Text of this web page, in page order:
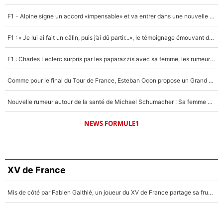
F1 - Alpine signe un accord «impensable» et va entrer dans une nouvelle dimension : Grande nouvelle pour Pierre Gasly !
F1 : « Je lui ai fait un câlin, puis j’ai dû partir...», le témoignage émouvant de Max Verstappen sur sa fille
F1 : Charles Leclerc surpris par les paparazzis avec sa femme, les rumeurs étaient vraies !
Comme pour le final du Tour de France, Esteban Ocon propose un Grand Prix de Formule 1 à Paris : «Autour de l’Arc de Triomphe, ce serait génial» !
Nouvelle rumeur autour de la santé de Michael Schumacher : Sa femme Corinna sort du silence
NEWS FORMULE1
XV de France
Mis de côté par Fabien Galthié, un joueur du XV de France partage sa frustration : «ils ne me l’ont pas dit tout de suite»